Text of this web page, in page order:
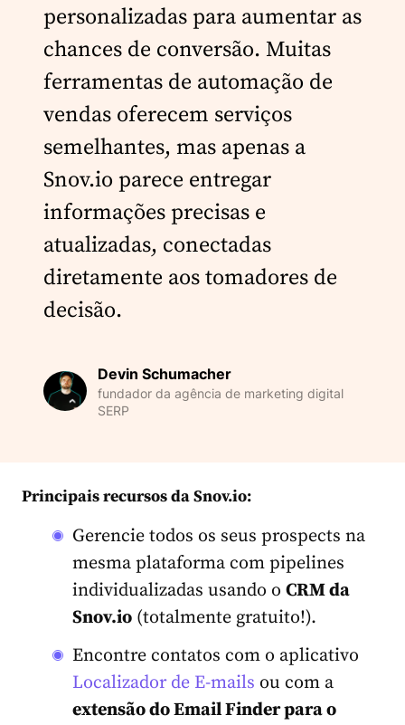
personalizadas para aumentar as
chances de conversão. Muitas
ferramentas de automação de
vendas oferecem serviços
semelhantes, mas apenas a
Snov.io parece entregar
informações precisas e
atualizadas, conectadas
diretamente aos tomadores de
decisão.
Devin Schumacher
fundador da agência de marketing digital
SERP
Principais recursos da Snov.io:
Gerencie todos os seus prospects na
mesma plataforma com pipelines
individualizadas usando o CRM da
Snov.io (totalmente gratuito!).
Encontre contatos com o aplicativo
Localizador de E-mails ou com a
extensão do Email Finder para o